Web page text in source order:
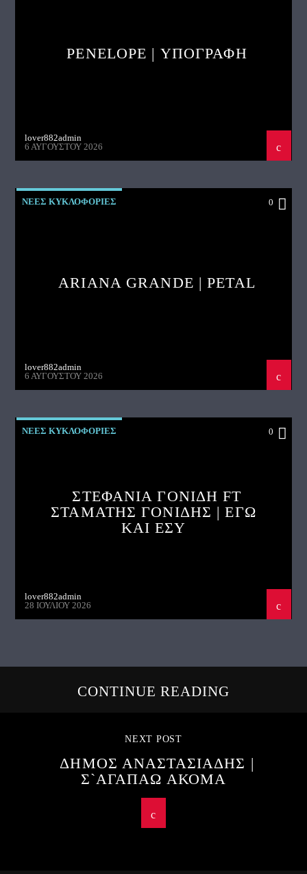
PENELOPE | ΥΠΟΓΡΑΦΗ
lover882admin
6 ΑΥΓΟΎΣΤΟΥ 2026
ΝΕΕΣ ΚΥΚΛΟΦΟΡΙΕΣ 0
ARIANA GRANDE | PETAL
lover882admin
6 ΑΥΓΟΎΣΤΟΥ 2026
ΝΕΕΣ ΚΥΚΛΟΦΟΡΙΕΣ 0
ΣΤΕΦΑΝΙΑ ΓΟΝΙΔΗ FT
ΣΤΑΜΑΤΗΣ ΓΟΝΙΔΗΣ | ΕΓΩ
ΚΑΙ ΕΣΥ
lover882admin
28 ΙΟΥΛΊΟΥ 2026
CONTINUE READING
NEXT POST
ΔΗΜΟΣ ΑΝΑΣΤΑΣΙΑΔΗΣ |
Σ`ΑΓΑΠΑΩ ΑΚΟΜΑ